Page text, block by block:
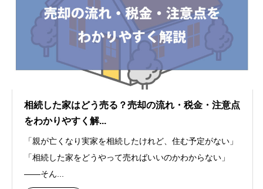
相続した家はどう売る？売却の流れ・税金・注意点
をわかりやすく解...
「親が亡くなり実家を相続したけれど、住む予定がない」
「相続した家をどうやって売ればいいのかわからない」
——そん...